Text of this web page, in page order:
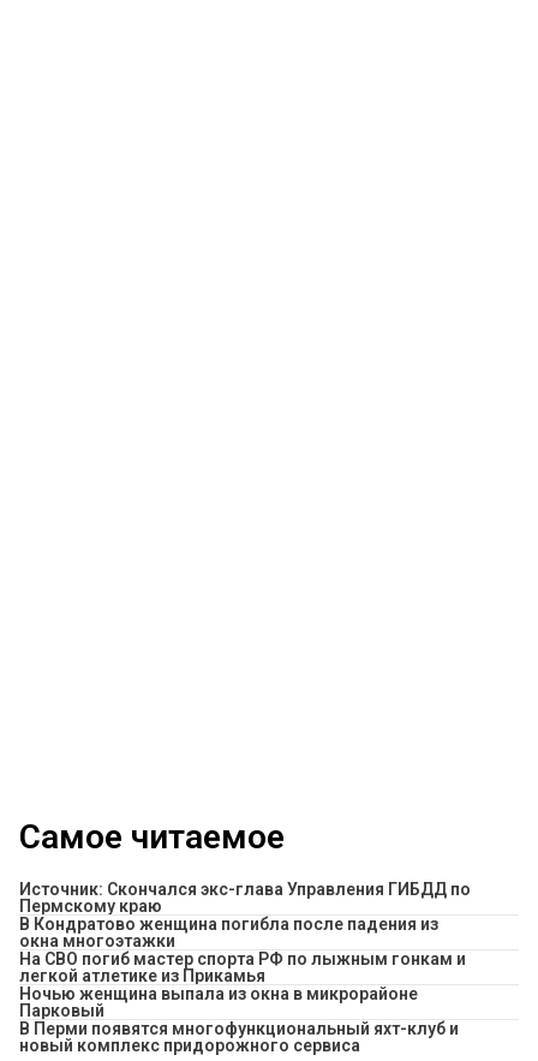
Самое читаемое
Источник: Скончался экс-глава Управления ГИБДД по
Пермскому краю
В Кондратово женщина погибла после падения из
окна многоэтажки
На СВО погиб мастер спорта РФ по лыжным гонкам и
легкой атлетике из Прикамья
Ночью женщина выпала из окна в микрорайоне
Парковый
В Перми появятся многофункциональный яхт-клуб и
новый комплекс придорожного сервиса